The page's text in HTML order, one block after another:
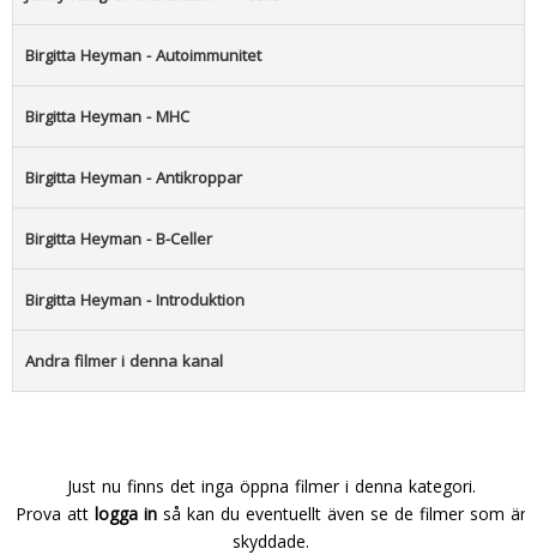
Birgitta Heyman - Autoimmunitet
Birgitta Heyman - MHC
Birgitta Heyman - Antikroppar
Birgitta Heyman - B-Celler
Birgitta Heyman - Introduktion
Andra filmer i denna kanal
Just nu finns det inga öppna filmer i denna kategori.
Prova att logga in så kan du eventuellt även se de filmer som är
skyddade.